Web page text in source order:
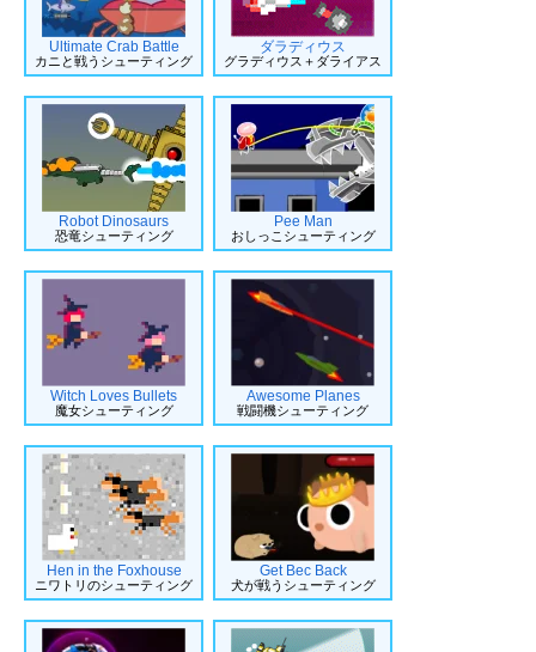
Ultimate Crab Battle
カニと戦うシューティング
ダラディウス
グラディウス＋ダライアス
Robot Dinosaurs
恐竜シューティング
Pee Man
おしっこシューティング
Witch Loves Bullets
魔女シューティング
Awesome Planes
戦闘機シューティング
Hen in the Foxhouse
ニワトリのシューティング
Get Bec Back
犬が戦うシューティング